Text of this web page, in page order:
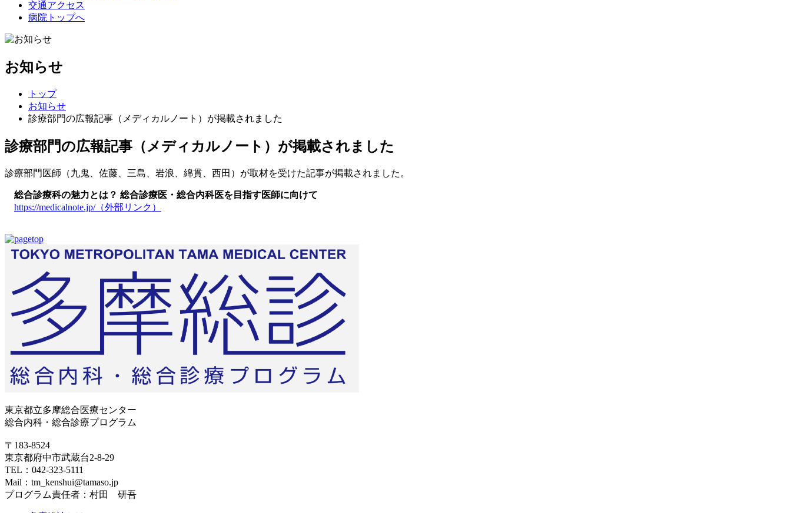
交通アクセス
病院トップへ
お知らせ
トップ
お知らせ
診療部門の広報記事（メディカルノート）が掲載されました
診療部門の広報記事（メディカルノート）が掲載されました
診療部門医師（九鬼、佐藤、三島、岩浪、綿貫、西田）が取材を受けた記事が掲載されました。
総合診療科の魅力とは？ 総合診療医・総合内科医を目指す医師に向けて
https://medicalnote.jp/（外部リンク）
東京都立多摩総合医療センター
総合内科・総合診療プログラム
〒183-8524
東京都府中市武蔵台2-8-29
TEL：042-323-5111
Mail：tm_kenshui@tamaso.jp
プログラム責任者：村田 研吾